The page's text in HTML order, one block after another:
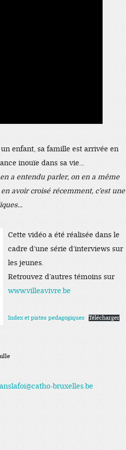
enfant, sa famille est arrivée en
inouïe dans sa vie…
a entendu parler, on en a même
avoir croisé récemment, c’est une
Cette vidéo a été réalisée dans le
cadre d’une série d’interviews sur
les jeunes.
Retrouvez d’autres témoins sur
www.villeavivre.be
Index et pistes pedagogiques Télécharger
bruxelles.be